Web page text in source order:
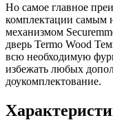
Но самое главное
комплектации самым
механизмом
дверь Termo Wood
всю необходимую
избежать любых
доукомплектование.